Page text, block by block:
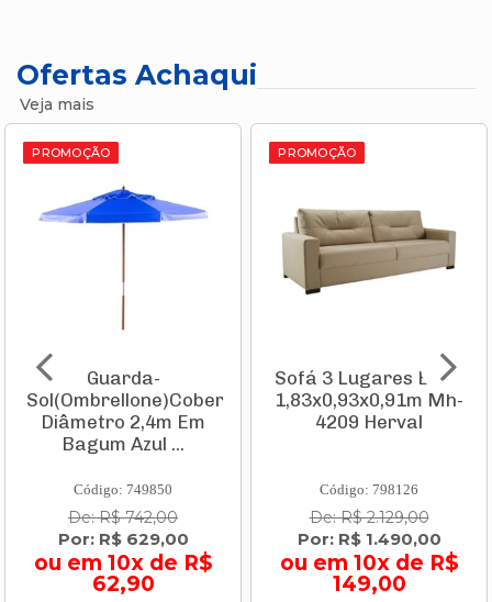
Ofertas Achaqui
Veja mais
PROMOÇÃO
Sofá 3 Lugares Bege
1,83x0,93x0,91m Mh-
4209 Herval
Código: 798126
De: R$ 2.129,00
Por: R$ 1.490,00
ou em 10x de R$
149,00
PROMOÇÃO
Tinta Acrílica Fosco
Branco Neve 15l
Rende Muito Achaqui
Código: 811734
De: R$ 299,00
Por: R$ 249,00
ou em 6x de R$
41,50